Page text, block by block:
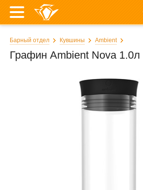
Барный отдел Кувшины Ambient
Графин Ambient Nova 1.0л